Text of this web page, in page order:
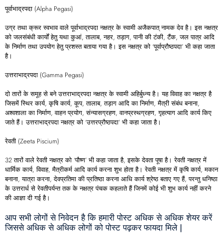
पूर्वाभाद्रपदा (Alpha Pegasi)
उग्र तथा क्रूर स्वभाव वाले पूर्वाभाद्रपदा नक्षत्र के स्वामी अजैकपात् नामक देव है। इस नक्षत्र
को जलसंबंधी कार्यों हेतु यथा कुआं, तालाब, नहर, तड़ाग, पानी की टंकी, टैंक, जल पात्र आदि
के निर्माण तथा उपयोग हेतु प्रशस्त बताया गया है। इस नक्षत्र को ‘पूर्वाप्रौष्ठपदा’ भी कहा जाता
है।
उत्तराभाद्रपदा (Gamma Pegasi)
दो तारों के समूह से बने उत्तराभाद्रपदा नक्षत्र के स्वामी अहिर्बुध्न्य है। यह विवाह का नक्षत्र है
जिसमें स्थिर कार्य, कृषि कार्य, कूप, तालाब, तड़ाग आदि का निर्माण, मैत्री संबंध बनाना,
अश्वशाला का निर्माण, वाहन प्रयोग, संन्यासग्रहण, वानप्रस्थग्रहण, गृहत्याग आदि कार्य किए
जाते हैं। उत्तराभाद्रपदा नक्षत्र को ‘उत्तरप्रौष्ठपदा’ भी कहा जाता है।
रेवती (Zeeta Piscium)
32 तारों वाले रेवती नक्षत्र को ‘पौष्ण’ भी कहा जाता है, इसके देवता पूषा है। रेवती नक्षत्र में
धार्मिक कार्य, विवाह, मैत्रीकर्म आदि कार्य करना शुभ होता है। रेवती नक्षत्र में कृषि कार्य, मकान
बनाना, यात्रा करना, देवप्रतिमा की प्रतिष्ठा करना आधि कार्य श्रेष्ठ बताए गए हैं, परन्तु धनिष्ठा
के उत्तरार्ध से रेवतीपर्यन्त तक के नक्षत्र पंचक कहलाते हैं जिनमें कोई भी शुभ कार्य नहीं करने
की आज्ञा दी गई है।
आप सभी लोगों से निवेदन है कि हमारी पोस्ट अधिक से अधिक शेयर करें
जिससे अधिक से अधिक लोगों को पोस्ट पढ़कर फायदा मिले |